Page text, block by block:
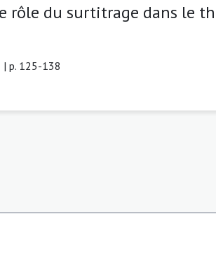
rôle du surtitrage dans le
| p. 125-138